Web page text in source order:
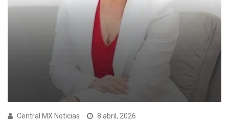
Central MX Noticias 8 abril, 2026